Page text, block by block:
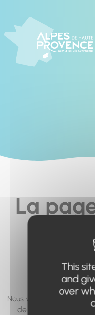
La
vous
Nous vous invitons à
de page, ou à utiliser
This
and
over